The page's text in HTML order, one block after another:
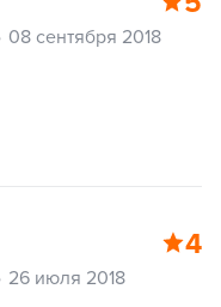
08 сентября 2018
4
26 июля 2018